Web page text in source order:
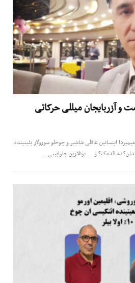
و آزربایجان میللی حرکاتی
اینسانین عاقلی شاشیر و چوخلو سورولار بئینینده
نه ائده‌ک؟ و … بونلارین جاوابینی…